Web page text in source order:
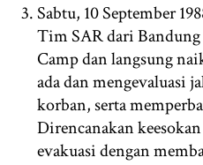
Sabtu, 10 September
Tim SAR dari Bandung
Camp dan langsung
ada dan mengevaluasi
korban, serta
Direncanakan
evakuasi dengan